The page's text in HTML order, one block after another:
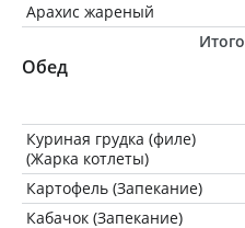
Арахис жареный
Итого
Обед
Куриная грудка (филе)
(Жарка котлеты)
Картофель (Запекание)
Кабачок (Запекание)